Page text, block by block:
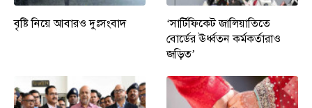
বৃষ্টি নিয়ে আবারও দুঃসংবাদ
‘সার্টিফিকেট জালিয়াতিতে
বোর্ডের ঊর্ধ্বতন কর্মকর্তারাও
জড়িত’